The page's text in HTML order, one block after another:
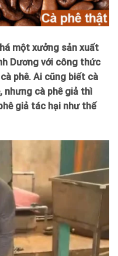
một xưởng sản xuất
Dương với công thức
phê. Ai cũng biết cà
nhưng cà phê giả thì
giả tác hại như thế